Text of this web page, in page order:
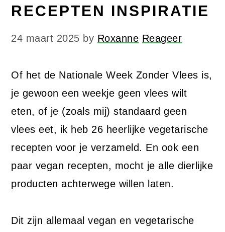
RECEPTEN INSPIRATIE
24 maart 2025 by Roxanne Reageer
Of het de Nationale Week Zonder Vlees is,
je gewoon een weekje geen vlees wilt
eten, of je (zoals mij) standaard geen
vlees eet, ik heb 26 heerlijke vegetarische
recepten voor je verzameld. En ook een
paar vegan recepten, mocht je alle dierlijke
producten achterwege willen laten.
Dit zijn allemaal vegan en vegetarische